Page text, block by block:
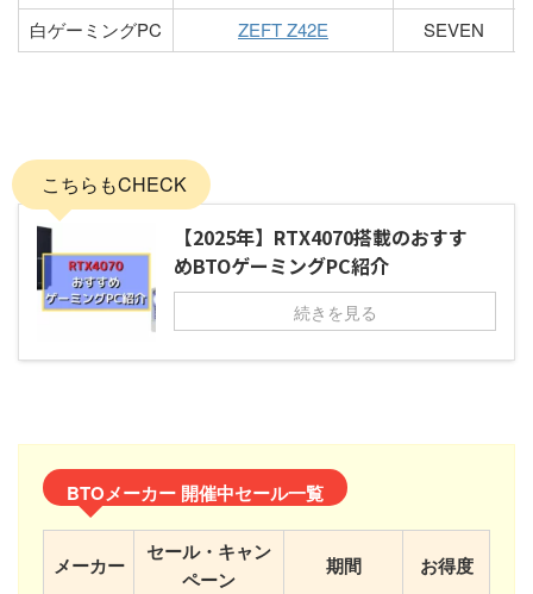
白ゲーミングPC
ZEFT Z42E SEVEN
こちらもCHECK
【2025年】RTX4070搭載のおすす
めBTOゲーミングPC紹介
続きを見る
BTOメーカー 開催中セール一覧
メーカー
セール・キャン
ペーン
期間 お得度